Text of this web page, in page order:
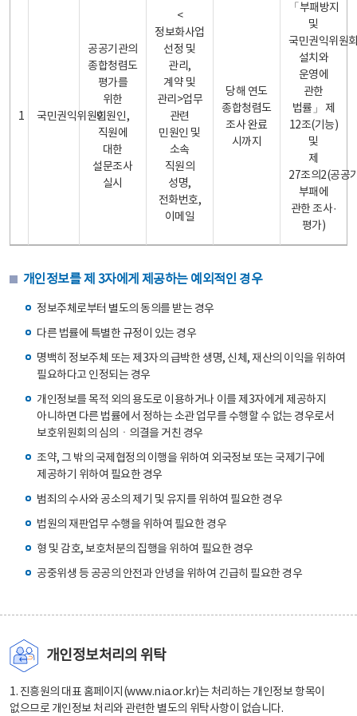
1 국민권익위원회
공공기관의
종합청렴도
평가를
위한
민원인,
직원에
대한
설문조사
실시
<
정보화사업
선정 및
관리,
계약 및
관리>업무
관련
민원인 및
소속
직원의
성명,
전화번호,
이메일
당해 연도
종합청렴도
조사 완료
시까지
「부패방지
및
국민권익위원
설치와
운영에
관한
법률」 제
12조(기능)
및
제
27조의2(공공
부패에
관한 조사·
평가)
개인정보를 제 3자에게 제공하는 예외적인 경우
정보주체로부터 별도의 동의를 받는 경우
다른 법률에 특별한 규정이 있는 경우
명백히 정보주체 또는 제3자의 급박한 생명, 신체, 재산의 이익을 위하여
필요하다고 인정되는 경우
개인정보를 목적 외의 용도로 이용하거나 이를 제3자에게 제공하지
아니하면 다른 법률에서 정하는 소관 업무를 수행할 수 없는 경우로서
보호위원회의 심의ㆍ의결을 거친 경우
조약, 그 밖의 국제협정의 이행을 위하여 외국정보 또는 국제기구에
제공하기 위하여 필요한 경우
범죄의 수사와 공소의 제기 및 유지를 위하여 필요한 경우
법원의 재판업무 수행을 위하여 필요한 경우
형 및 감호, 보호처분의 집행을 위하여 필요한 경우
공중위생 등 공공의 안전과 안녕을 위하여 긴급히 필요한 경우
개인정보처리의 위탁
1. 진흥원의 대표 홈페이지(www.nia.or.kr)는 처리하는 개인정보 항목이
없으므로 개인정보 처리와 관련한 별도의 위탁사항이 없습니다.